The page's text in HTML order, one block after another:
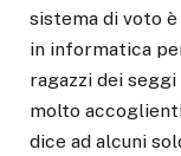
sistema di voto
in informatica
ragazzi dei
molto
dice ad alcuni